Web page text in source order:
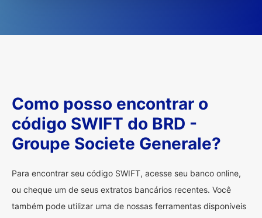
Como posso encontrar o
código SWIFT do BRD -
Groupe Societe Generale?
Para encontrar seu código SWIFT, acesse seu banco online,
ou cheque um de seus extratos bancários recentes. Você
também pode utilizar uma de nossas ferramentas disponíveis